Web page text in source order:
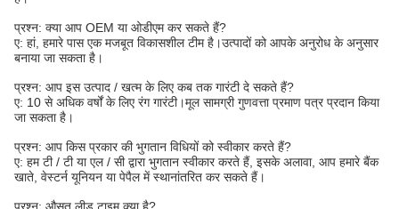
प्रश्न: क्या आप OEM या ओडीएम कर सकते हैं?
ए: हां, हमारे पास एक मजबूत विकासशील टीम है।उत्पादों को आपके अनुरोध के अनुसार
बनाया जा सकता है।
प्रश्न: आप इस उत्पाद / खत्म के लिए कब तक गारंटी दे सकते हैं?
ए: 10 से अधिक वर्षों के लिए रंग गारंटी।मूल सामग्री गुणवत्ता प्रमाण पत्र प्रदान किया
जा सकता है।
प्रश्न: आप किस प्रकार की भुगतान विधियों को स्वीकार करते हैं?
ए: हम टी / टी या एल / सी द्वारा भुगतान स्वीकार करते हैं, इसके अलावा, आप हमारे बैंक
खाते, वेस्टर्न यूनियन या पेपैल में स्थानांतरित कर सकते हैं।